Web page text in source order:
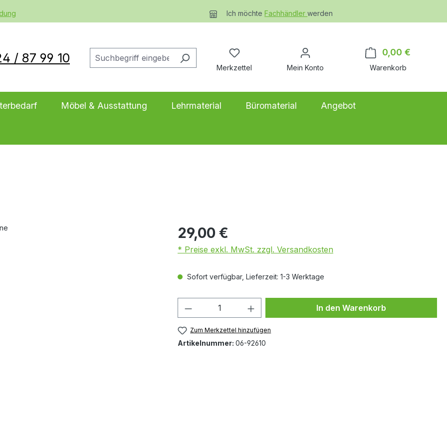
Ich möchteFachhändlerwerden
/ 87 99 10 Du hast 0 Produkte auf dem Merkzettel
Merkzettel Mein Konto
0,00 €
Warenkorb
Möbel & Ausstattung Lehrmaterial Büromaterial Angebot
29,00 €
* Preise exkl. MwSt. zzgl. Versandkosten
Sofort verfügbar, Lieferzeit: 1-3 Werktage
Produkt Anzahl: Gib den gewünschten Wert
In den Warenkorb
Zum Merkzettel hinzufügen
Artikelnummer: 06-92610